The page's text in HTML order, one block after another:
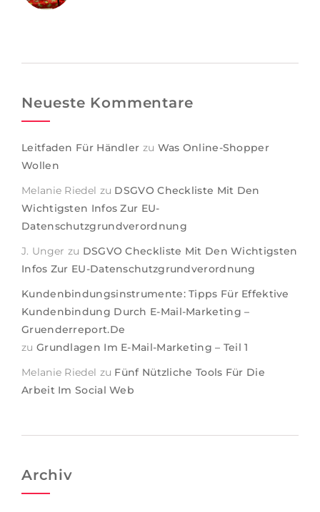
Neueste Kommentare
Leitfaden Für Händler zu Was Online-Shopper
Wollen
Melanie Riedel zu DSGVO Checkliste Mit Den
Wichtigsten Infos Zur EU-
Datenschutzgrundverordnung
J. Unger zu DSGVO Checkliste Mit Den Wichtigsten
Infos Zur EU-Datenschutzgrundverordnung
Kundenbindungsinstrumente: Tipps Für Effektive
Kundenbindung Durch E-Mail-Marketing –
Gruenderreport.de
zu Grundlagen Im E-Mail-Marketing – Teil 1
Melanie Riedel zu Fünf Nützliche Tools Für Die
Arbeit Im Social Web
Archiv